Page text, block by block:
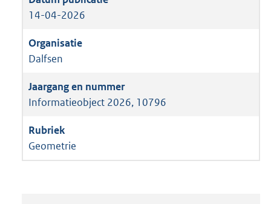
14-04-2026
Dalfsen
Informatieobject 2026, 10796
Geometrie